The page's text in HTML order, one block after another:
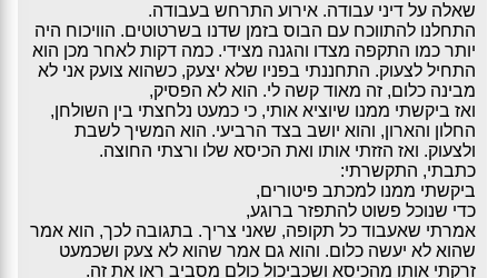
שאלה על דיני עבודה. אירוע התרחש בעבודה.
התחלנו להתווכח עם הבוס בזמן שדנו בשרטוטים. הוויכוח היה
יותר כמו התקפה מצדו והגנה מצידי. כמה דקות לאחר מכן הוא
התחיל לצעוק. התחננתי בפניו שלא יצעק, כשהוא צועק אני לא
מבינה כלום, זה מאוד קשה לי. הוא לא הפסיק,
ואז ביקשתי ממנו שיוציא אותי, כי כמעט נלחצתי בין השולחן,
החלון והארון, והוא יושב בצד הרביעי. הוא המשיך לשבת
ולצעוק. ואז הזזתי אותו ואת הכיסא שלו ורצתי החוצה.
כתבתי, התקשרתי:
ביקשתי ממנו למכתב פיטורים,
כדי שנוכל פשוט להתפזר ברוגע,
אמרתי שאעבוד כל תקופה, שאני צריך. בתגובה לכך, הוא אמר
שהוא לא יעשה כלום. והוא גם אמר שהוא לא צעק ושכמעט
זרקתי אותו מהכיסא ושכביכול כולם מסביב ראו את זה.